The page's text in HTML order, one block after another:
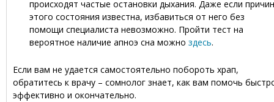
происходят частые остановки дыхания. Даже если
этого состояния известна, избавиться от него без
помощи специалиста невозможно. Пройти тест на
вероятное наличие апноэ сна можно здесь.
Если вам не удается самостоятельно побороть храп,
обратитесь к врачу – сомнолог знает, как вам помочь
эффективно и окончательно.